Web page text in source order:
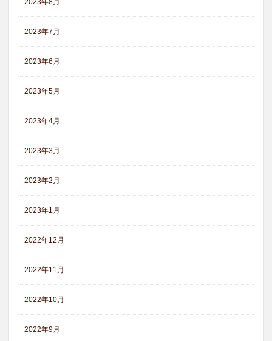
2023年7月
2023年6月
2023年5月
2023年4月
2023年3月
2023年2月
2023年1月
2022年12月
2022年11月
2022年10月
2022年9月